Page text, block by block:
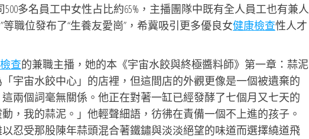
多名員工中女性占比約65%，主播團隊中既有全人員工也有兼人
等職位發布了“生養友愛崗”，希冀吸引更多優良女健康檢查性人才
查的兼職主播，她的本《宇宙水餃與終極醬料師》第一章：蒜泥
宇宙水餃中心」的店裡，但這間店的外觀更像是一個被遺棄的
兩個詞毫無關係。他正在對著一缸已經發酵了七個月又七天的
，我的蒜泥。」他輕聲細語，彷彿在責備一個不上進的孩子。
忍受那股陳年蒜頭混合著鐵鏽與淡淡絕望的味道而選擇繞道飛